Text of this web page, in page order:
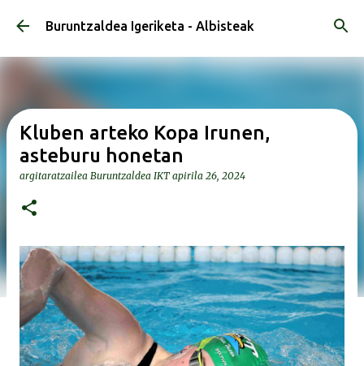
Saltatu eta joan eduki nagusira
Buruntzaldea Igeriketa - Albisteak
Kluben arteko Kopa Irunen,
asteburu honetan
argitaratzailea Buruntzaldea IKT apirila 26, 2024